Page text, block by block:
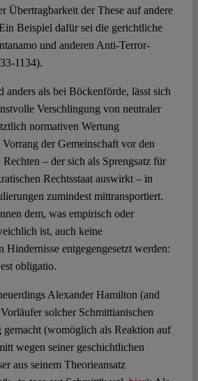
Übertragbarkeit der These auf andere
Beispiel dafür sei die gerichtliche
und anderen Anti-Terror-
1134).
anders als bei Böckenförde, lässt sich
Verschlingung von neutraler
normativen Wertung
der Gemeinschaft vor den
– der sich als Sprengsatz für
Rechtsstaat auswirkt – in
zumindest mittransportiert.
dem, was empirisch oder
ist, auch keine
Hindernisse entgegengesetzt werden:
obligatio.
Alexander Hamilton (and
solcher Schmittianischen
gemacht (womöglich als Reaktion auf
wegen seiner geschichtlichen
aus seinem Theorieansatz